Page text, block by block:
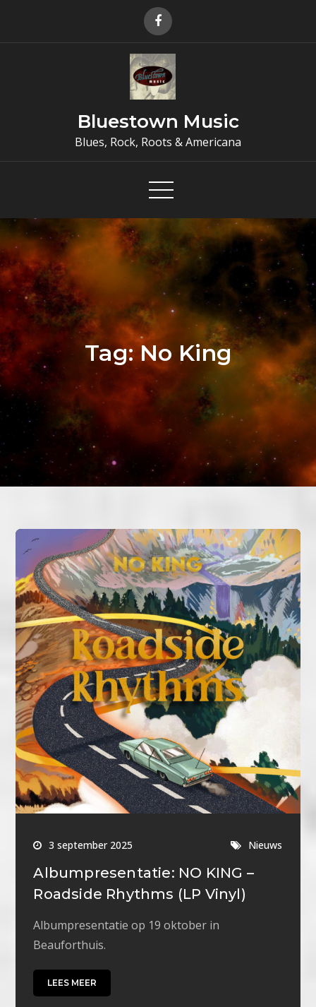
Bluestown Music
Blues, Rock, Roots & Americana
Tag:No King
3 september 2025 Nieuws
Albumpresentatie: NO KING –
Roadside Rhythms (LP Vinyl)
Albumpresentatie op 19 oktober in
Beauforthuis.
LEES MEER